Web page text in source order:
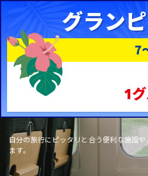
総合旅行サイトHIS
自分の旅行にピッタリと合う便利な施設
ます。